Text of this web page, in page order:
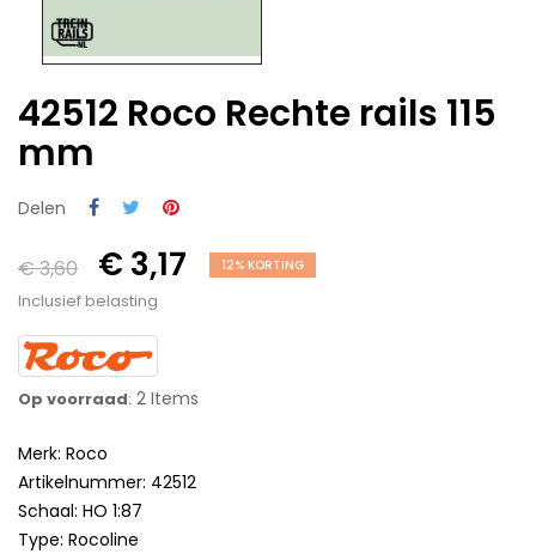
42512 Roco Rechte rails 115
mm
Delen
€ 3,60 € 3,17 12% KORTING
Inclusief belasting
Op voorraad: 2 Items
Merk: Roco
Artikelnummer: 42512
Schaal: HO 1:87
Type: Rocoline